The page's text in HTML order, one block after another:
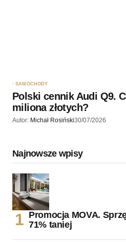
SAMOCHODY
Polski cennik Audi Q9.
miliona złotych?
Autor: Michał Rosiński30/07/2026
Najnowsze wpisy
Promocja MOVA.
71% taniej